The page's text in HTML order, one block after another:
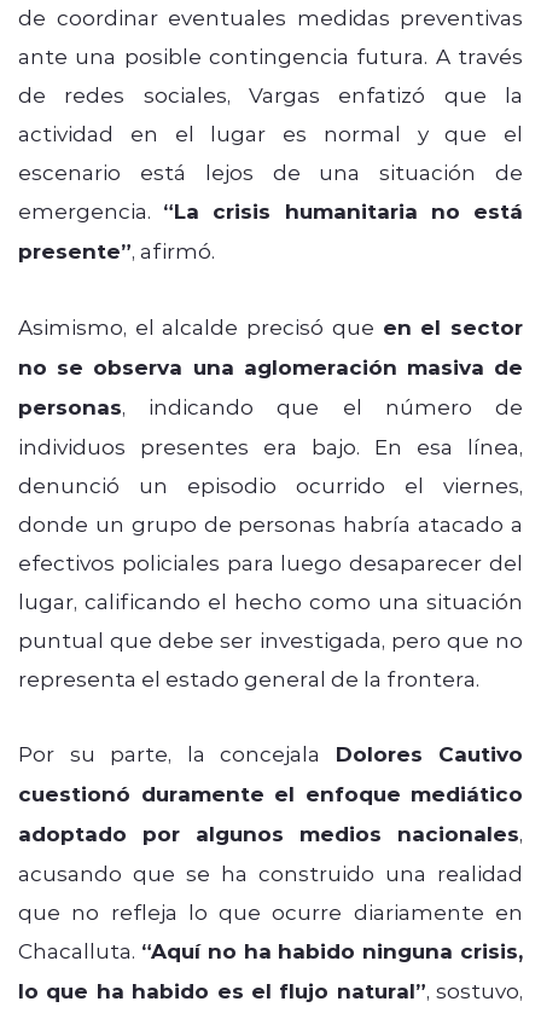
de coordinar eventuales medidas preventivas
ante una posible contingencia futura. A través
de redes sociales, Vargas enfatizó que la
actividad en el lugar es normal y que el
escenario está lejos de una situación de
emergencia. “La crisis humanitaria no está
presente”, afirmó.
Asimismo, el alcalde precisó que en el sector
no se observa una aglomeración masiva de
personas, indicando que el número de
individuos presentes era bajo. En esa línea,
denunció un episodio ocurrido el viernes,
donde un grupo de personas habría atacado a
efectivos policiales para luego desaparecer del
lugar, calificando el hecho como una situación
puntual que debe ser investigada, pero que no
representa el estado general de la frontera.
Por su parte, la concejala Dolores Cautivo
cuestionó duramente el enfoque mediático
adoptado por algunos medios nacionales,
acusando que se ha construido una realidad
que no refleja lo que ocurre diariamente en
Chacalluta. “Aquí no ha habido ninguna crisis,
lo que ha habido es el flujo natural”, sostuvo,